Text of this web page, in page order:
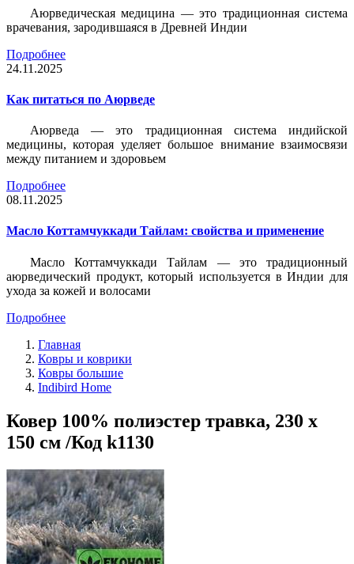
Аюрведическая медицина — это традиционная система
врачевания, зародившаяся в Древней Индии
Подробнее
24.11.2025
Как питаться по Аюрведе
Аюрведа — это традиционная система индийской
медицины, которая уделяет большое внимание взаимосвязи
между питанием и здоровьем
Подробнее
08.11.2025
Масло Коттамчуккади Тайлам: свойства и применение
Масло Коттамчуккади Тайлам — это традиционный
аюрведический продукт, который используется в Индии для
ухода за кожей и волосами
Подробнее
Главная
Ковры и коврики
Ковры большие
Indibird Home
Ковер 100% полиэстер травка, 230 х
150 см /Код k1130